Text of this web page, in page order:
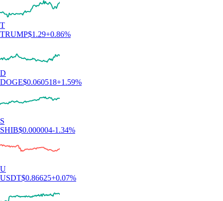
T
TRUMP$1.29+0.86%
D
DOGE$0.060518+1.59%
S
SHIB$0.000004-1.34%
U
USDT$0.86625+0.07%